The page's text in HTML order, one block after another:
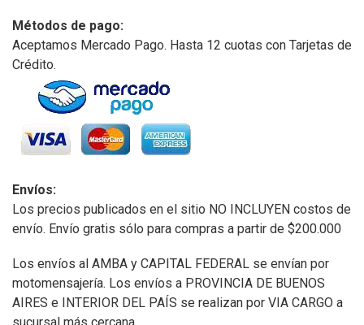
Métodos de pago:
Aceptamos Mercado Pago. Hasta 12 cuotas con Tarjetas de
Crédito.
Envíos:
Los precios publicados en el sitio NO INCLUYEN costos de
envío. Envío gratis sólo para compras a partir de $200.000
Los envíos al AMBA y CAPITAL FEDERAL se envían por
motomensajería. Los envíos a PROVINCIA DE BUENOS
AIRES e INTERIOR DEL PAÍS se realizan por VIA CARGO a